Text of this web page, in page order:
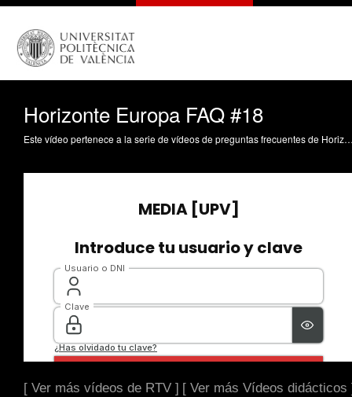
Horizonte Europa FAQ #18
Este vídeo pertenece a la serie de vídeos de preguntas frecuentes de Horizonte Europa. Realizado por el
[ Ver más vídeos de RTV ] [ Ver más Vídeos didácticos